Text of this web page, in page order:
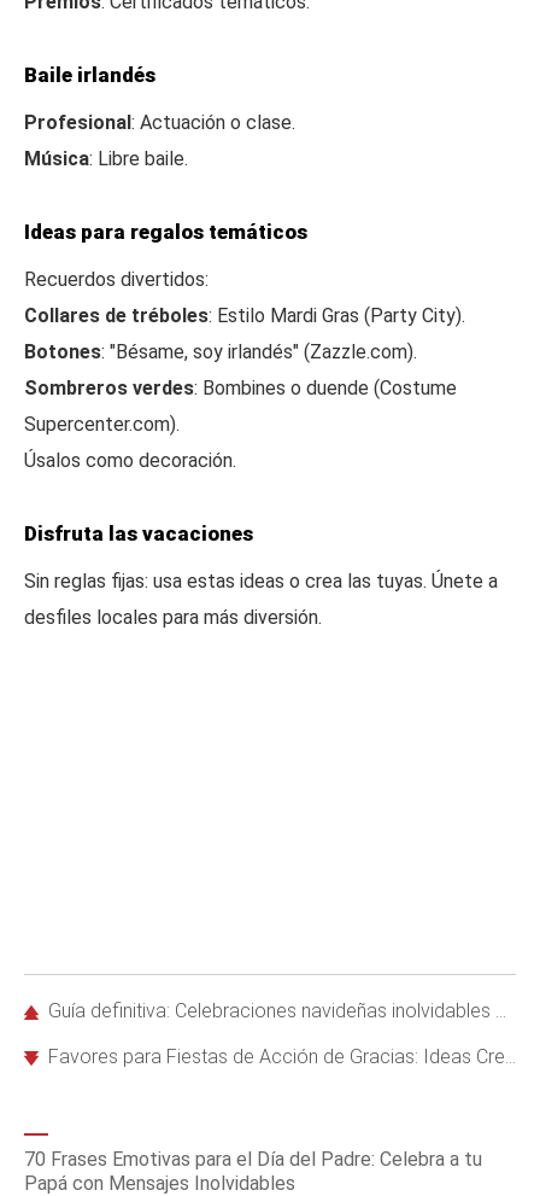
Baile irlandés
Profesional: Actuación o clase.
Música: Libre baile.
Ideas para regalos temáticos
Recuerdos divertidos:
Collares de tréboles: Estilo Mardi Gras (Party City).
Botones: "Bésame, soy irlandés" (Zazzle.com).
Sombreros verdes: Bombines o duende (Costume
Supercenter.com).
Úsalos como decoración.
Disfruta las vacaciones
Sin reglas fijas: usa estas ideas o crea las tuyas. Únete a
desfiles locales para más diversión.
Guía definitiva: Celebraciones navideñas inolvidables para familias pequeñas
Favores para Fiestas de Acción de Gracias: Ideas Creativas y Memorables para Niños y Adultos
70 Frases Emotivas para el Día del Padre: Celebra a tu
Papá con Mensajes Inolvidables